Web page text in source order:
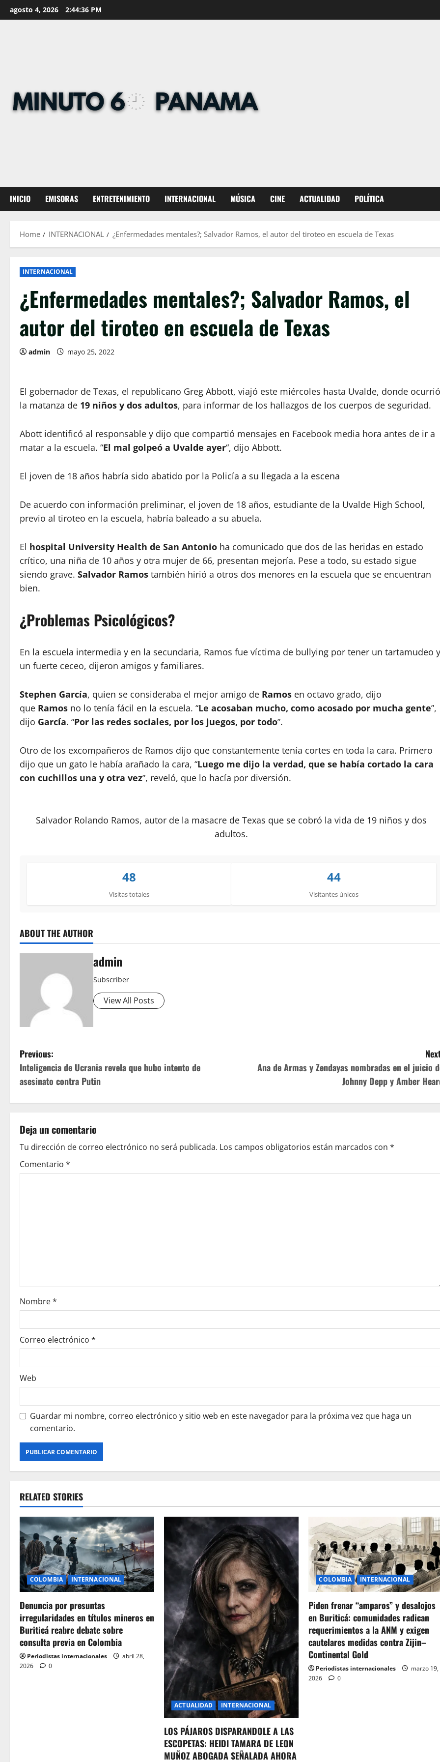
to
agosto 4, 2026 2:44:37 PM
INICIO EMISORAS ENTRETENIMIENTO INTERNACIONAL MÚSICA CINE ACTUALIDAD POLÍTICA
Home INTERNACIONAL ¿Enfermedades mentales?; Salvador Ramos, el autor del tiroteo en escuela de Texas
INTERNACIONAL
¿Enfermedades mentales?; Salvador Ramos, el
autor del tiroteo en escuela de Texas
admin mayo 25, 2022
El gobernador de Texas, el republicano Greg Abbott, viajó este miércoles hasta Uvalde, donde ocurrió
la matanza de 19 niños y dos adultos, para informar de los hallazgos de los cuerpos de seguridad.
Abott identificó al responsable y dijo que compartió mensajes en Facebook media hora antes de ir a
matar a la escuela. “El mal golpeó a Uvalde ayer“, dijo Abbott.
El joven de 18 años habría sido abatido por la Policía a su llegada a la escena
De acuerdo con información preliminar, el joven de 18 años, estudiante de la Uvalde High School,
previo al tiroteo en la escuela, habría baleado a su abuela.
El hospital University Health de San Antonio ha comunicado que dos de las heridas en estado
crítico, una niña de 10 años y otra mujer de 66, presentan mejoría. Pese a todo, su estado sigue
siendo grave. Salvador Ramos también hirió a otros dos menores en la escuela que se encuentran
bien.
¿Problemas Psicológicos?
En la escuela intermedia y en la secundaria, Ramos fue víctima de bullying por tener un tartamudeo y
un fuerte ceceo, dijeron amigos y familiares.
Stephen García, quien se consideraba el mejor amigo de Ramos en octavo grado, dijo
que Ramos no lo tenía fácil en la escuela. “Le acosaban mucho, como acosado por mucha gente”,
dijo García. “Por las redes sociales, por los juegos, por todo”.
Otro de los excompañeros de Ramos dijo que constantemente tenía cortes en toda la cara. Primero
dijo que un gato le había arañado la cara, “Luego me dijo la verdad, que se había cortado la cara
con cuchillos una y otra vez”, reveló, que lo hacía por diversión.
Salvador Rolando Ramos, autor de la masacre de Texas que se cobró la vida de 19 niños y dos
adultos.
48
Visitas totales
44
Visitantes únicos
ABOUT THE AUTHOR
admin
Subscriber
View All Posts
P
o
s
n
a
v
i
o
n
Previous:
Inteligencia de Ucrania revela que hubo intento de
asesinato contra Putin
Ana de Armas y Zendayas nombradas en el juicio
Johnny Depp y Amber
Deja un comentario
Tu dirección de correo electrónico no será publicada. Los campos obligatorios están marcados con *
Comentario *
Nombre*
Correo electrónico *
Web
Guardar mi nombre, correo electrónico y sitio web en este navegador para la próxima vez que haga un
comentario.
RELATED STORIES
COLOMBIA INTERNACIONAL
Denuncia por presuntas
irregularidades en títulos mineros en
Buriticá reabre debate sobre
consulta previa en Colombia
Periodistas internacionales
abril 28,
2026
0
ACTUALIDAD INTERNACIONAL
LOS PÁJAROS DISPARANDOLE A LAS
ESCOPETAS: HEIDI TAMARA DE LEON
MUÑOZ ABOGADA SEÑALADA AHORA
COLOMBIA INTERNACIONAL
Piden frenar “amparos” y desalojos
en Buriticá: comunidades radican
requerimientos a la ANM y exigen
cautelares medidas contra Zijin–
Continental Gold
Periodistas internacionales
marzo 19,
2026
0